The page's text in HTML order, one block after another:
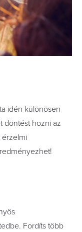
idén különösen
döntést hozni az
Fordíts több